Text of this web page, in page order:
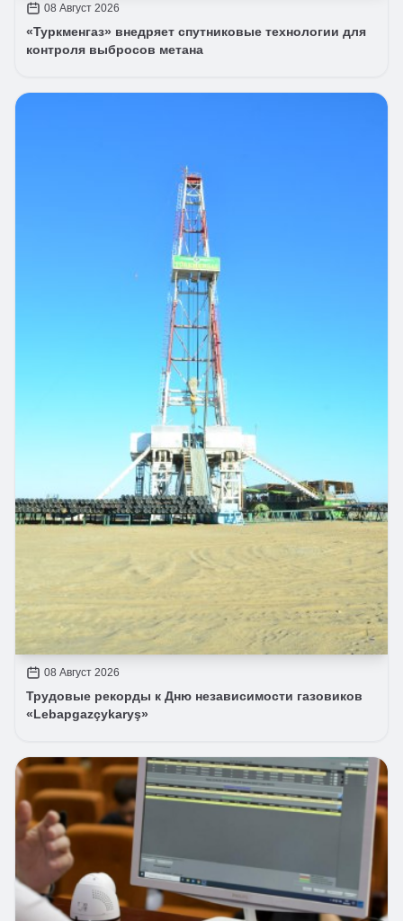
08 Август 2026
«Туркменгаз» внедряет спутниковые технологии для
контроля выбросов метана
08 Август 2026
Трудовые рекорды к Дню независимости газовиков
«Lebapgazçykaryş»